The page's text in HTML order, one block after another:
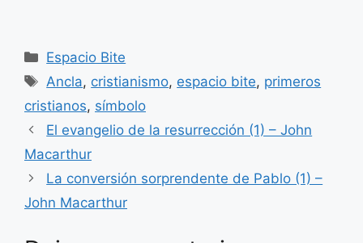
Categorías
Espacio Bite
Etiquetas
Ancla, cristianismo, espacio bite, primeros
cristianos, símbolo
El evangelio de la resurrección (1) – John
Macarthur
La conversión sorprendente de Pablo (1) –
John Macarthur